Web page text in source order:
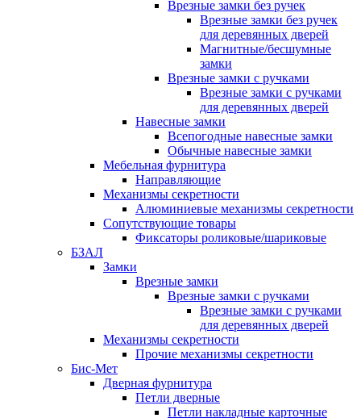
Врезные замки без ручек
Врезные замки без ручек
для деревянных дверей
Магнитные/бесшумные
замки
Врезные замки с ручками
Врезные замки с ручками
для деревянных дверей
Навесные замки
Всепогодные навесные замки
Обычные навесные замки
Мебельная фурнитура
Направляющие
Механизмы секретности
Алюминиевые механизмы секретности
Сопутствующие товары
Фиксаторы роликовые/шариковые
БЗАЛ
Замки
Врезные замки
Врезные замки с ручками
Врезные замки с ручками
для деревянных дверей
Механизмы секретности
Прочие механизмы секретности
Бис-Мет
Дверная фурнитура
Петли дверные
Петли накладные карточные